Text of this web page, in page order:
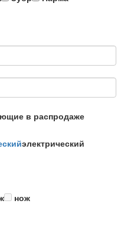
в распродаже
электрический
нож